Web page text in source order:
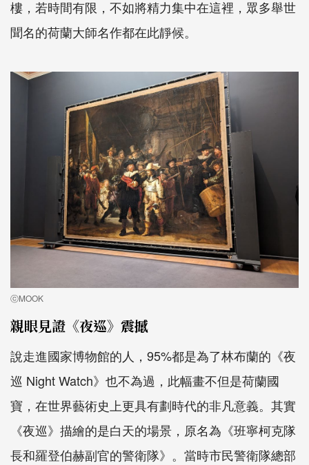
樓，若時間有限，不如將精力集中在這裡，眾多舉世
聞名的荷蘭大師名作都在此靜候。
ⓒMOOK
親眼見證《夜巡》震撼
說走進國家博物館的人，95%都是為了林布蘭的《夜
巡 Night Watch》也不為過，此幅畫不但是荷蘭國
寶，在世界藝術史上更具有劃時代的非凡意義。其實
《夜巡》描繪的是白天的場景，原名為《班寧柯克隊
長和羅登伯赫副官的警衛隊》。當時市民警衛隊總部